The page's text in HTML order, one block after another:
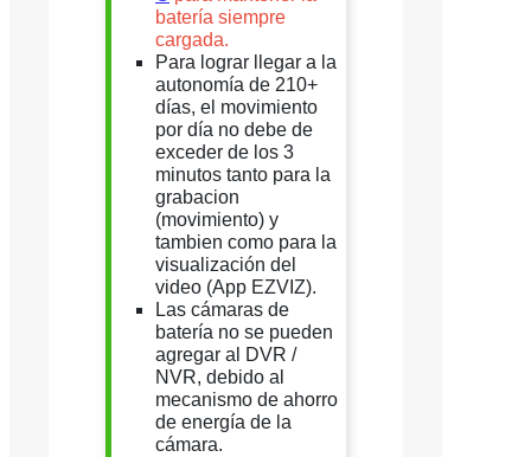
batería siempre
cargada.
Para lograr llegar a la
autonomía de 210+
días, el movimiento
por día no debe de
exceder de los 3
minutos tanto para la
grabacion
(movimiento) y
tambien como para la
visualización del
video (App EZVIZ).
Las cámaras de
batería no se pueden
agregar al DVR /
NVR, debido al
mecanismo de ahorro
de energía de la
cámara.